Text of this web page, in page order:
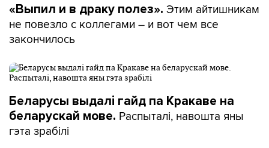
«Выпил и в драку полез». Этим айтишникам
не повезло с коллегами – и вот чем все
закончилось
Беларусы выдалі гайд па Кракаве на
беларускай мове. Распыталі, навошта яны
гэта зрабілі